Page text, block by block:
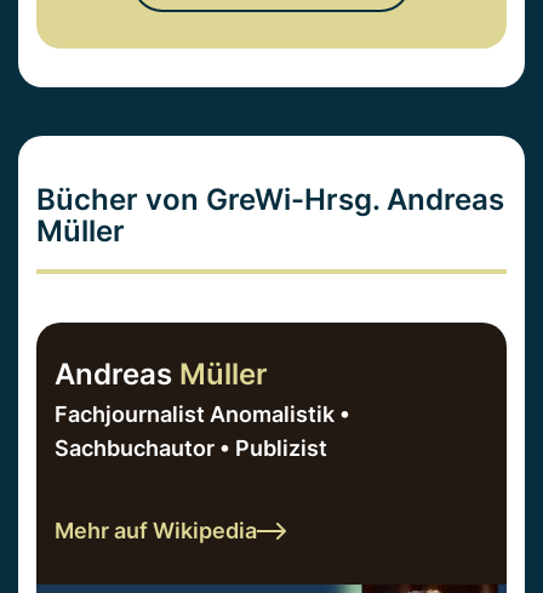
Bücher von GreWi-Hrsg. Andreas
Müller
Andreas Müller
Fachjournalist Anomalistik •
Sachbuchautor • Publizist
Mehr auf Wikipedia